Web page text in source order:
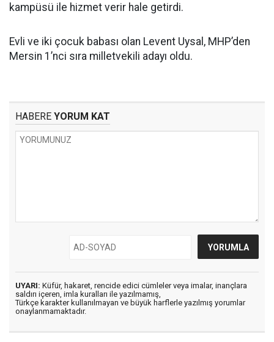
kampüsü ile hizmet verir hale getirdi.
Evli ve iki çocuk babası olan Levent Uysal, MHP’den
Mersin 1’nci sıra milletvekili adayı oldu.
HABERE YORUM KAT
UYARI: Küfür, hakaret, rencide edici cümleler veya imalar, inançlara
saldırı içeren, imla kuralları ile yazılmamış,
Türkçe karakter kullanılmayan ve büyük harflerle yazılmış yorumlar
onaylanmamaktadır.